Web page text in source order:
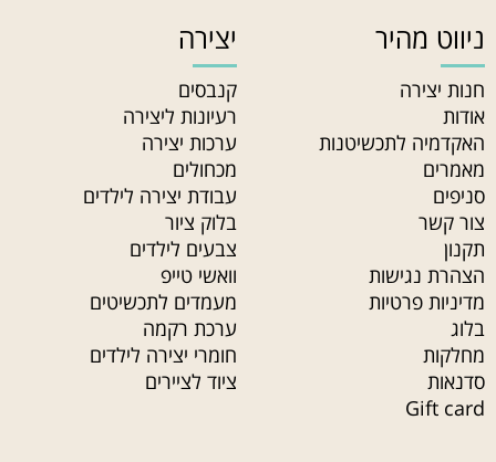
ניווט מהיר
חנות יצירה
אודות
האקדמיה לתכשיטנות
מאמרים
סניפים
צור קשר
תקנון
הצהרת נגישות
מדיניות פרטיות
בלוג
מחלקות
סדנאות
Gift card
יצירה
קנבסים
רעיונות ליצירה
ערכות יצירה
מכחולים
עבודת יצירה לילדים
בלוק ציור
צבעים לילדים
וואשי טייפ
מעמדים לתכשיטים
ערכת רקמה
חומרי יצירה לילדים
ציוד לציירים